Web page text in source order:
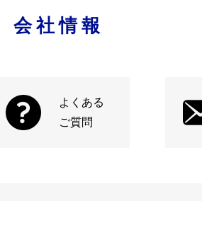
会社情報
よくある
ご質問